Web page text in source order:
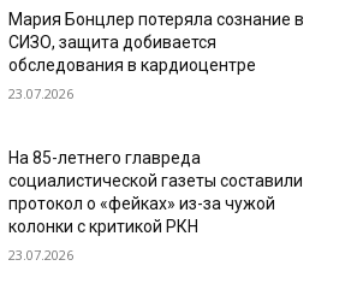
Мария Бонцлер потеряла сознание в
СИЗО, защита добивается
обследования в кардиоцентре
23.07.2026
На 85-летнего главреда
социалистической газеты составили
протокол о «фейках» из-за чужой
колонки с критикой РКН
23.07.2026